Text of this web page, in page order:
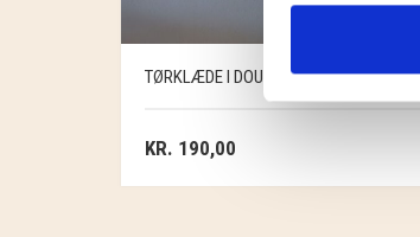
TØRKLÆDE I DOUBLE GAUZE
KR. 190,00